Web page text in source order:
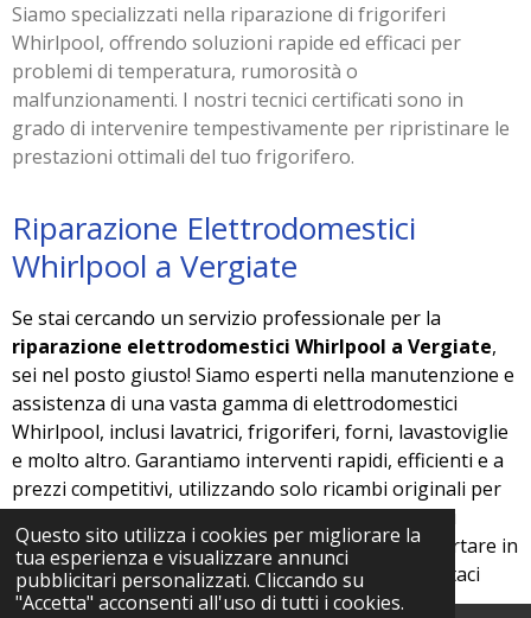
Questo sito utilizza i cookies per migliorare la
tua esperienza e visualizzare annunci
pubblicitari personalizzati. Cliccando su
"Accetta" acconsenti all'uso di tutti i cookies.
Siamo specializzati nella riparazione di frigoriferi
Whirlpool, offrendo soluzioni rapide ed efficaci per
problemi di temperatura, rumorosità o
malfunzionamenti. I nostri tecnici certificati sono in
grado di intervenire tempestivamente per ripristinare le
prestazioni ottimali del tuo frigorifero.
Riparazione Elettrodomestici
Whirlpool a Vergiate
Se stai cercando un servizio professionale per la
riparazione elettrodomestici Whirlpool a Vergiate,
sei nel posto giusto! Siamo esperti nella manutenzione e
assistenza di una vasta gamma di elettrodomestici
Whirlpool, inclusi lavatrici, frigoriferi, forni, lavastoviglie
e molto altro. Garantiamo interventi rapidi, efficienti e a
prezzi competitivi, utilizzando solo ricambi originali per
assicurare la massima durata e affidabilità dei tuoi
dispositivi. Affidati alla nostra esperienza per riportare in
piena funzionalità i tuoi elettrodomestici e contattaci
oggi stesso per un preventivo senza impegno!